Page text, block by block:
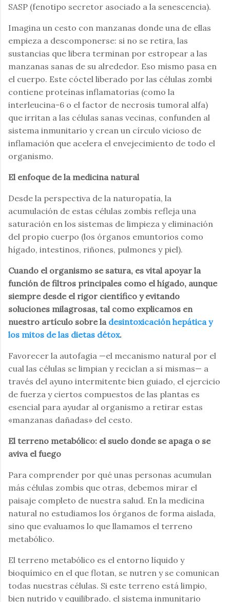
SASP (fenotipo secretor asociado a la senescencia).
Imagina un cesto con manzanas donde una de ellas
empieza a descomponerse: si no se retira, las
sustancias que libera terminan por estropear a las
manzanas sanas de su alrededor. Eso mismo pasa en
el cuerpo. Este cóctel liberado por las células zombi
contiene proteínas inflamatorias (como la
interleucina-6 o el factor de necrosis tumoral alfa)
que irritan a las células sanas vecinas, confunden al
sistema inmunitario y crean un círculo vicioso de
inflamación que acelera el envejecimiento de todo el
organismo.
El enfoque de la medicina natural
Desde la perspectiva de la naturopatía, la
acumulación de estas células zombis refleja una
saturación en los sistemas de limpieza y eliminación
del propio cuerpo (los órganos emuntorios como
hígado, intestinos, riñones, pulmones y piel).
Cuando el organismo se satura, es vital apoyar la
función de filtros principales como el hígado, aunque
siempre desde el rigor científico y evitando
soluciones milagrosas, tal como explicamos en
nuestro artículo sobre la desintoxicación hepática y
los mitos de las dietas détox.
Favorecer la autofagia —el mecanismo natural por el
cual las células se limpian y reciclan a sí mismas— a
través del ayuno intermitente bien guiado, el ejercicio
de fuerza y ciertos compuestos de las plantas es
esencial para ayudar al organismo a retirar estas
«manzanas dañadas» del cesto.
El terreno metabólico: el suelo donde se apaga o se
aviva el fuego
Para comprender por qué unas personas acumulan
más células zombis que otras, debemos mirar el
paisaje completo de nuestra salud. En la medicina
natural no estudiamos los órganos de forma aislada,
sino que evaluamos lo que llamamos el terreno
metabólico.
El terreno metabólico es el entorno líquido y
bioquímico en el que flotan, se nutren y se comunican
todas nuestras células. Si este terreno está limpio,
bien nutrido y equilibrado, el sistema inmunitario